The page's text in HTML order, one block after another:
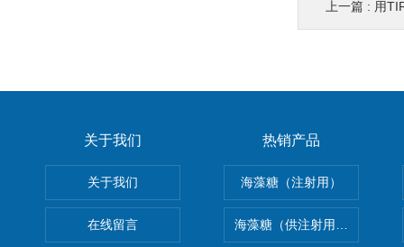
上一篇 : 用
关于我们
关于我们
在线留言
热销产品
海藻糖（注射用）
海藻糖（供注射用）（无菌）